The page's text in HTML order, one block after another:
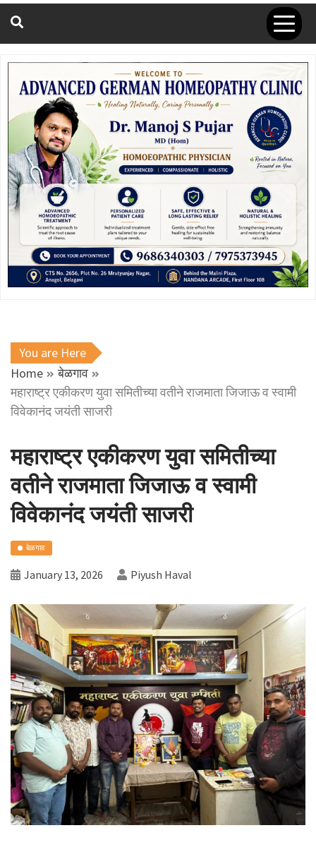
You are Here
Home
बेळगाव
महाराष्ट्र एकीकरण युवा समितीच्या वतीने राजमाता जिजाऊ व स्वामी
विवेकानंद जयंती साजरी
महाराष्ट्र एकीकरण युवा समितीच्या
वतीने राजमाता जिजाऊ व स्वामी
विवेकानंद जयंती साजरी
बेळगाव
January 13, 2026 Piyush Haval